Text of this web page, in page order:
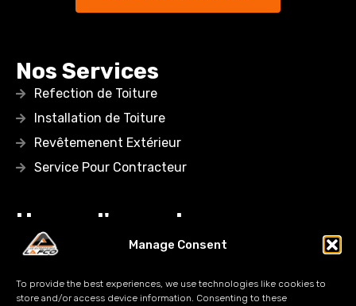
Manage Consent
To provide the best experiences, we use technologies like cookies to
store and/or access device information. Consenting to these
Nos Services
Refection de Toiture
Installation de Toiture
Revêtemenent Extérieur
Service Pour Contracteur
Heure d'ouverture
Lundi: 08:00AM – 05:00 PM
Mercredi: 08:00AM – 05:00 PM